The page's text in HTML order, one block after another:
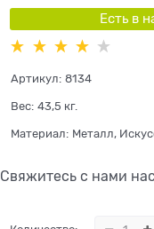
Есть в
Артикул: 8134
Вес: 43,5 кг.
Материал: Металл,
Свяжитесь с нами